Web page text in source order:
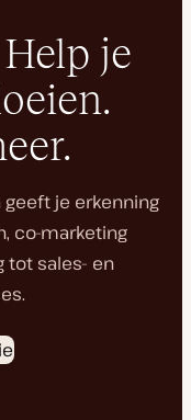
je
geeft je erkenning
co-marketing
tot sales- en